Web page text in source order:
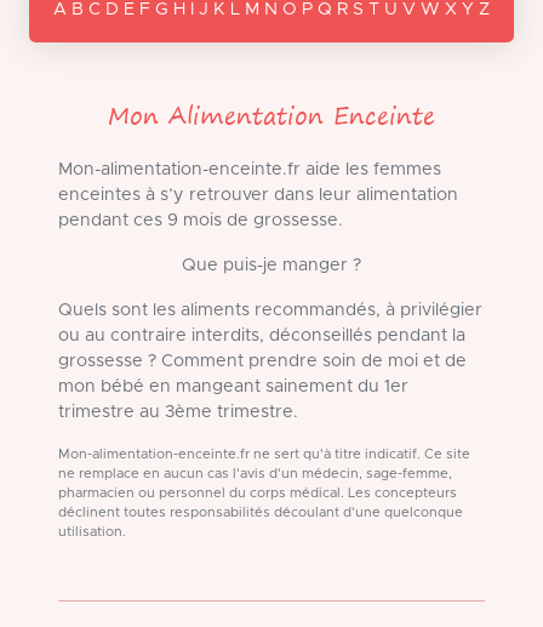
A B C D E F G H I J K L M N O P Q R S T U V W X Y Z
Mon Alimentation Enceinte
Mon-alimentation-enceinte.fr aide les femmes
enceintes à s’y retrouver dans leur alimentation
pendant ces 9 mois de grossesse.
Que puis-je manger ?
Quels sont les aliments recommandés, à privilégier
ou au contraire interdits, déconseillés pendant la
grossesse ? Comment prendre soin de moi et de
mon bébé en mangeant sainement du 1er
trimestre au 3ème trimestre.
Mon-alimentation-enceinte.fr ne sert qu'à titre indicatif. Ce site
ne remplace en aucun cas l'avis d'un médecin, sage-femme,
pharmacien ou personnel du corps médical. Les concepteurs
déclinent toutes responsabilités découlant d'une quelconque
utilisation.